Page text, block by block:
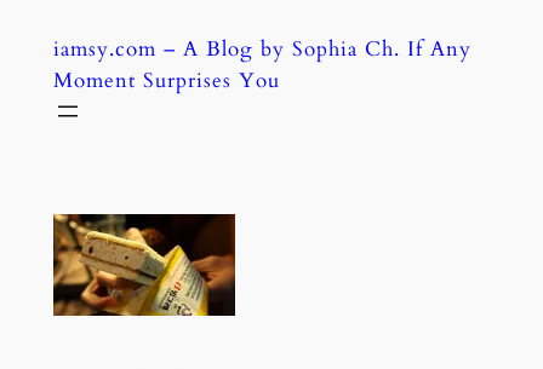
content
iamsy.com – A Blog by Sophia Ch. If Any
Moment Surprises You